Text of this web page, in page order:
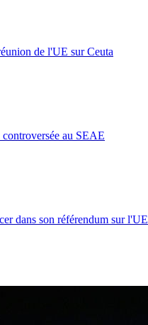
de l'UE sur Ceuta
au SEAE
dans son référendum sur l'UE